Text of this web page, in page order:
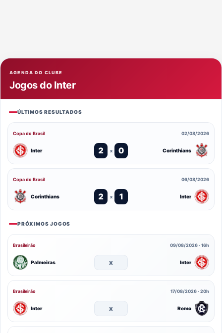
AGENDA DO CLUBE
Jogos do Inter
ÚLTIMOS RESULTADOS
Copa do Brasil 02/08/2026
Inter 2 x 0 Corinthians
Copa do Brasil 06/08/2026
Corinthians 2 x 1 Inter
PRÓXIMOS JOGOS
Brasileirão 09/08/2026 · 16h
Palmeiras x Inter
Brasileirão 17/08/2026 · 20h
Inter x Remo